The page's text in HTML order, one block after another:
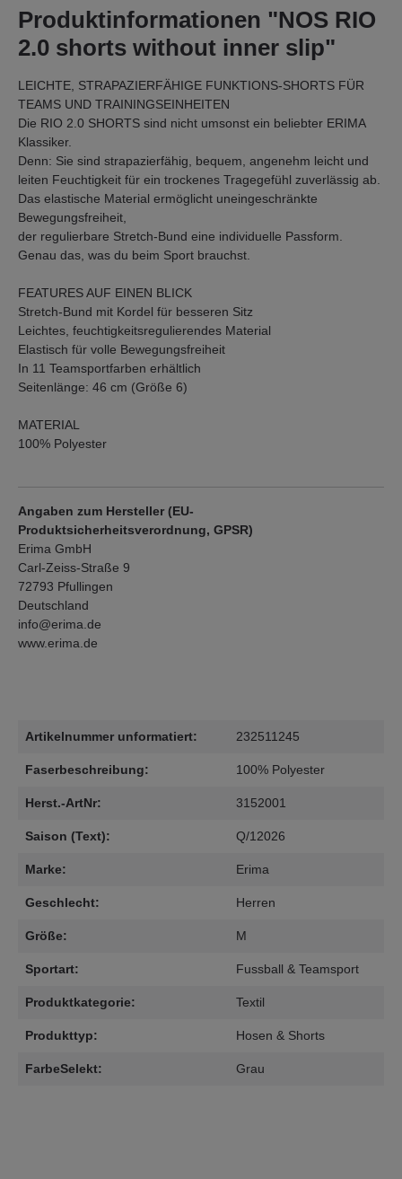
Produktinformationen "NOS RIO
2.0 shorts without inner slip"
LEICHTE, STRAPAZIERFÄHIGE FUNKTIONS-SHORTS FÜR
TEAMS UND TRAININGSEINHEITEN
Die RIO 2.0 SHORTS sind nicht umsonst ein beliebter ERIMA
Klassiker.
Denn: Sie sind strapazierfähig, bequem, angenehm leicht und
leiten Feuchtigkeit für ein trockenes Tragegefühl zuverlässig ab.
Das elastische Material ermöglicht uneingeschränkte
Bewegungsfreiheit,
der regulierbare Stretch-Bund eine individuelle Passform.
Genau das, was du beim Sport brauchst.
FEATURES AUF EINEN BLICK
Stretch-Bund mit Kordel für besseren Sitz
Leichtes, feuchtigkeitsregulierendes Material
Elastisch für volle Bewegungsfreiheit
In 11 Teamsportfarben erhältlich
Seitenlänge: 46 cm (Größe 6)
MATERIAL
100% Polyester
Angaben zum Hersteller (EU-
Produktsicherheitsverordnung, GPSR)
Erima GmbH
Carl-Zeiss-Straße 9
72793 Pfullingen
Deutschland
info@erima.de
www.erima.de
Artikelnummer unformatiert: 232511245
Faserbeschreibung: 100% Polyester
Herst.-ArtNr: 3152001
Saison (Text): Q/12026
Marke: Erima
Geschlecht: Herren
Größe: M
Sportart: Fussball & Teamsport
Produktkategorie: Textil
Produkttyp: Hosen & Shorts
FarbeSelekt: Grau